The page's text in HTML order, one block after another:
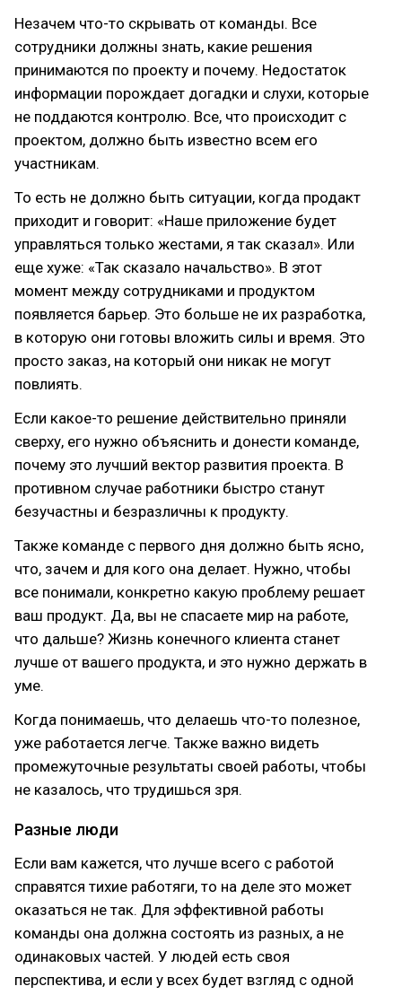
Незачем что-то скрывать от команды. Все
сотрудники должны знать, какие решения
принимаются по проекту и почему. Недостаток
информации порождает догадки и слухи, которые
не поддаются контролю. Все, что происходит с
проектом, должно быть известно всем его
участникам.
То есть не должно быть ситуации, когда продакт
приходит и говорит: «Наше приложение будет
управляться только жестами, я так сказал». Или
еще хуже: «Так сказало начальство». В этот
момент между сотрудниками и продуктом
появляется барьер. Это больше не их разработка,
в которую они готовы вложить силы и время. Это
просто заказ, на который они никак не могут
повлиять.
Если какое-то решение действительно приняли
сверху, его нужно объяснить и донести команде,
почему это лучший вектор развития проекта. В
противном случае работники быстро станут
безучастны и безразличны к продукту.
Также команде с первого дня должно быть ясно,
что, зачем и для кого она делает. Нужно, чтобы
все понимали, конкретно какую проблему решает
ваш продукт. Да, вы не спасаете мир на работе,
что дальше? Жизнь конечного клиента станет
лучше от вашего продукта, и это нужно держать в
уме.
Когда понимаешь, что делаешь что-то полезное,
уже работается легче. Также важно видеть
промежуточные результаты своей работы, чтобы
не казалось, что трудишься зря.
Разные люди
Если вам кажется, что лучше всего с работой
справятся тихие работяги, то на деле это может
оказаться не так. Для эффективной работы
команды она должна состоять из разных, а не
одинаковых частей. У людей есть своя
перспектива, и если у всех будет взгляд с одной